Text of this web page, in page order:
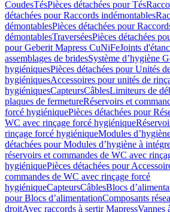
CoudesTésPièces détachées pour Tés
détachées pour Raccords indémontables
démontablesPièces détachées pour
démontablesTraverséesPièces détachées
pour Geberit Mapress CuNiFeJoints
assemblages de bridesSystème d’hygiène
hygiéniquesPièces détachées pour Unités
hygiéniquesAccessoires pour unités de
hygiéniquesCapteursCâblesLimiteurs de
plaques de fermetureRéservoirs et
forcé hygiéniquePièces détachées pour
WC avec rinçage forcé hygiénique
rinçage forcé hygiéniqueModules
détachées pour Modules d’hygiène à
réservoirs et commandes de WC avec
hygiéniquePièces détachées pour
commandes de WC avec rinçage forcé
hygiéniqueCapteursCâblesBlocs
pour Blocs d’alimentationComposants
droitAvec raccords à sertir MapressVannes